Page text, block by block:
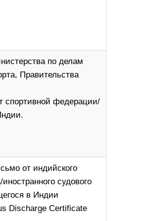
по делам
Правительства
спортивной федерации/
от индийского
иностранного судового
в Индии
Discharge Certificate